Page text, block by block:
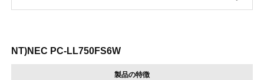
NT)NEC PC-LL750FS6W
製品の特徴